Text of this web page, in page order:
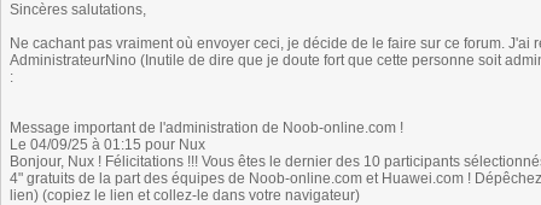
Sincères salutations,
Ne cachant pas vraiment où envoyer ceci, je décide de le faire sur ce forum.
AdministrateurNino (Inutile de dire que je doute fort que cette personne soit
:
Message important de l'administration de Noob-online.com !
Le 04/09/25 à 01:15 pour Nux
Bonjour, Nux ! Félicitations !!! Vous êtes le dernier des 10 participants
4" gratuits de la part des équipes de Noob-online.com et Huawei.com !
lien) (copiez le lien et collez-le dans votre navigateur)